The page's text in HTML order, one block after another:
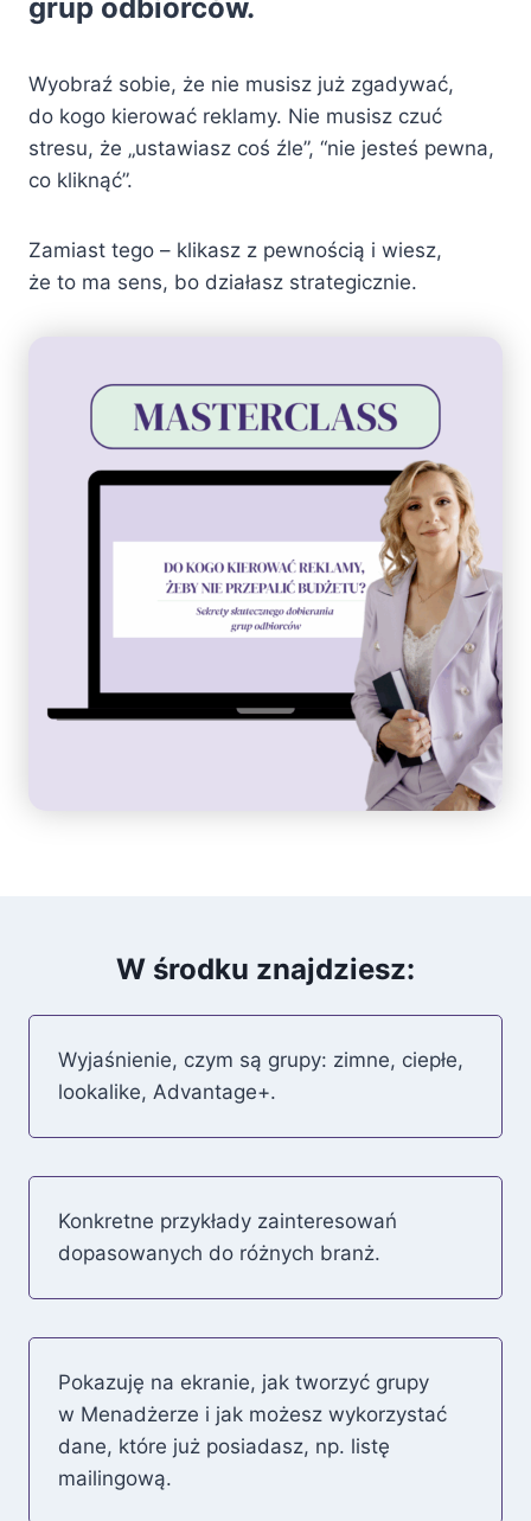
grup odbiorców.
Wyobraź sobie, że nie musisz już zgadywać,
do kogo kierować reklamy. Nie musisz czuć
stresu, że „ustawiasz coś źle”, “nie jesteś pewna,
co kliknąć”.
Zamiast tego – klikasz z pewnością i wiesz,
że to ma sens, bo działasz strategicznie.
W środku znajdziesz:
Wyjaśnienie, czym są grupy: zimne, ciepłe,
lookalike, Advantage+.
Konkretne przykłady zainteresowań
dopasowanych do różnych branż.
Pokazuję na ekranie, jak tworzyć grupy
w Menadżerze i jak możesz wykorzystać
dane, które już posiadasz, np. listę
mailingową.